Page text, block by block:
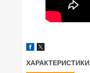
ХАРАКТЕРИСТИКИ